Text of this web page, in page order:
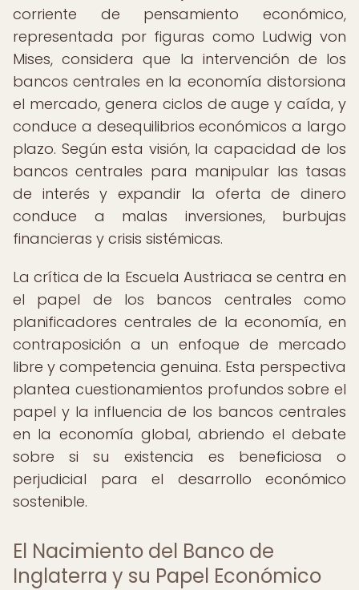
corriente de pensamiento económico,
representada por figuras como Ludwig von
Mises, considera que la intervención de los
bancos centrales en la economía distorsiona
el mercado, genera ciclos de auge y caída, y
conduce a desequilibrios económicos a largo
plazo. Según esta visión, la capacidad de los
bancos centrales para manipular las tasas
de interés y expandir la oferta de dinero
conduce a malas inversiones, burbujas
financieras y crisis sistémicas.
La crítica de la Escuela Austriaca se centra en
el papel de los bancos centrales como
planificadores centrales de la economía, en
contraposición a un enfoque de mercado
libre y competencia genuina. Esta perspectiva
plantea cuestionamientos profundos sobre el
papel y la influencia de los bancos centrales
en la economía global, abriendo el debate
sobre si su existencia es beneficiosa o
perjudicial para el desarrollo económico
sostenible.
El Nacimiento del Banco de
Inglaterra y su Papel Económico